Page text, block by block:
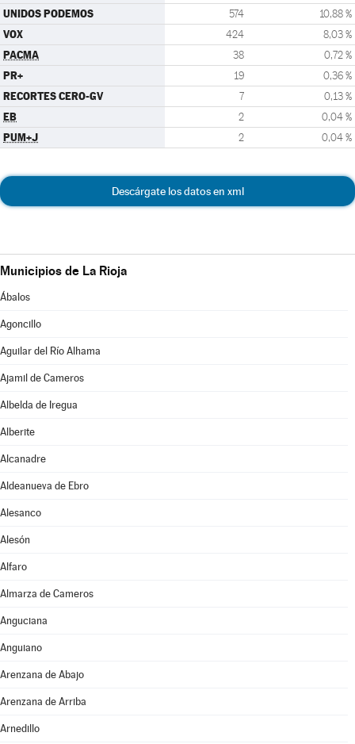
UNIDOS PODEMOS 574 10,88 %
VOX 424 8,03 %
PACMA 38 0,72 %
PR+ 19 0,36 %
RECORTES CERO-GV 7 0,13 %
EB 2 0,04 %
PUM+J 2 0,04 %
Descárgate los datos en xml
Municipios de La Rioja
Ábalos
Agoncillo
Aguilar del Río Alhama
Ajamil de Cameros
Albelda de Iregua
Alberite
Alcanadre
Aldeanueva de Ebro
Alesanco
Alesón
Alfaro
Almarza de Cameros
Anguciana
Anguiano
Arenzana de Abajo
Arenzana de Arriba
Arnedillo